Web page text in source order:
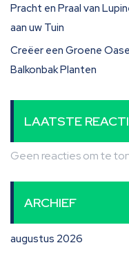
Pracht en Praal van
aan uw Tuin
Creëer een Groene
Balkonbak Planten
LAATSTE
Geen reacties om te
ARCHIEF
augustus 2026